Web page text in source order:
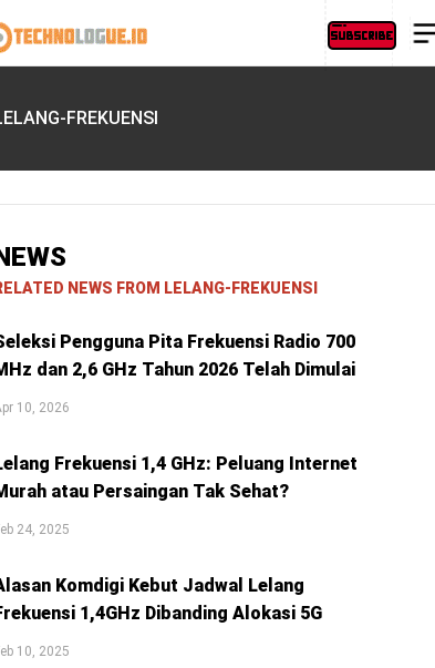
FREKUENSI
NEWS FROM LELANG-FREKUENSI
Pengguna Pita Frekuensi Radio 700
dan 2,6 GHz Tahun 2026 Telah Dimulai
10, 2026
Frekuensi 1,4 GHz: Peluang Internet
atau Persaingan Tak Sehat?
24, 2025
Komdigi Kebut Jadwal Lelang
1,4GHz Dibanding Alokasi 5G
10, 2025